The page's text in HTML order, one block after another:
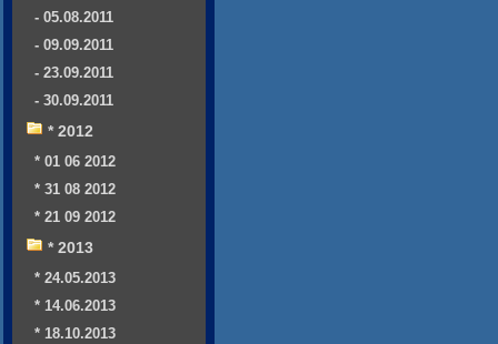
- 05.08.2011
- 09.09.2011
- 23.09.2011
- 30.09.2011
* 2012
* 01 06 2012
* 31 08 2012
* 21 09 2012
* 2013
* 24.05.2013
* 14.06.2013
* 18.10.2013